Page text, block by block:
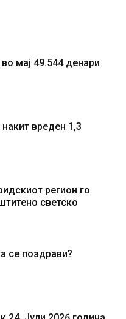
мај 49.544 денари
вреден 1,3
регион го
светско
се поздрави?